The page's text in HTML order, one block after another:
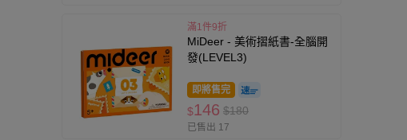
滿1件9折
MiDeer - 美術摺紙書-全腦開
發(LEVEL3)
即將售完
$146 $180
已售出 17